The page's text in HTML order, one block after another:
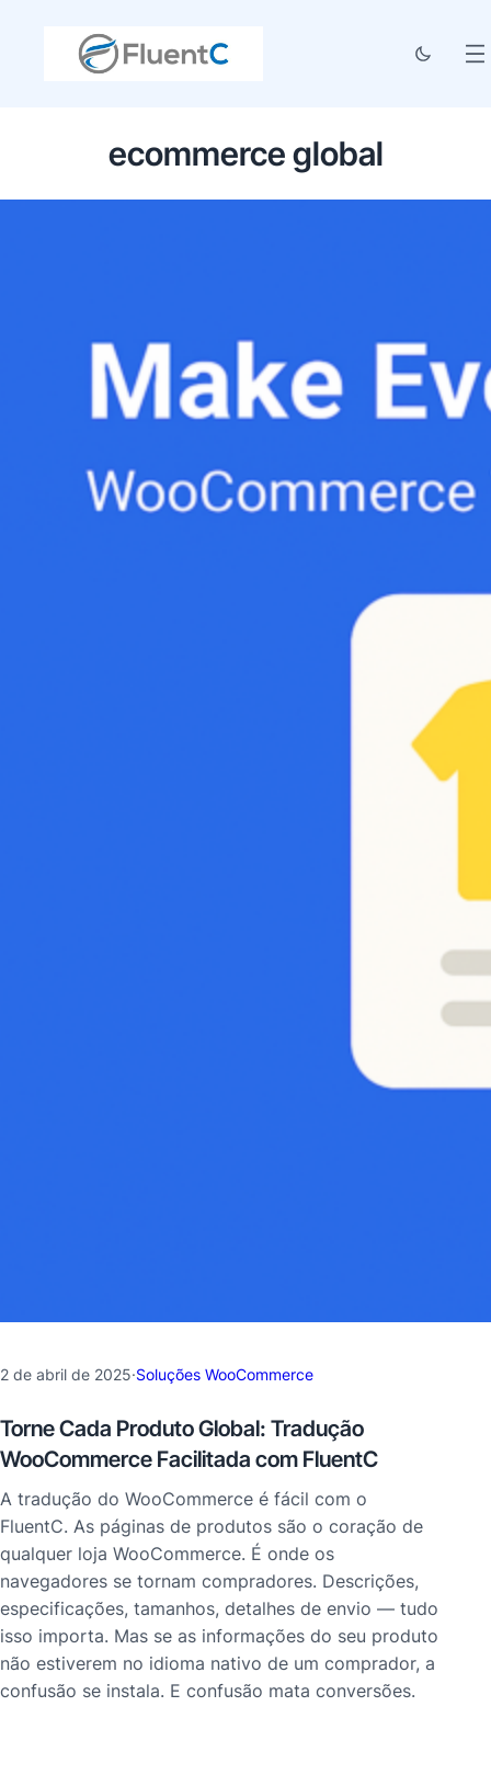
ecommerce global
2 de abril de 2025·Soluções WooCommerce
Torne Cada Produto Global: Tradução
WooCommerce Facilitada com FluentC
A tradução do WooCommerce é fácil com o
FluentC. As páginas de produtos são o coração de
qualquer loja WooCommerce. É onde os
navegadores se tornam compradores. Descrições,
especificações, tamanhos, detalhes de envio — tudo
isso importa. Mas se as informações do seu produto
não estiverem no idioma nativo de um comprador, a
confusão se instala. E confusão mata conversões.